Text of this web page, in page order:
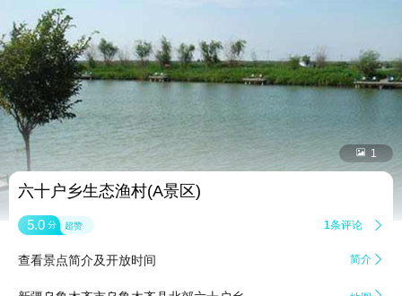
 1
六十户乡生态渔村(A景区)
5.0 分 超赞 1条评论 
查看景点简介及开放时间 简介 
